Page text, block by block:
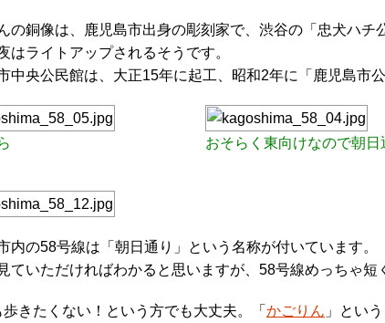
の銅像は、鹿児島市出身の彫刻家で、渋谷の「忠犬ハチ
はライトアップされるそうです。
中央公民館は、大正15年に起工、昭和2年に「鹿児島市
おそらく東向けなので朝日
内の58号線は「朝日通り」という名称が付いています。
ていただければわかると思いますが、58号線めっちゃ短
歩きたくない！という方でも大丈夫。「かごりん 」とい